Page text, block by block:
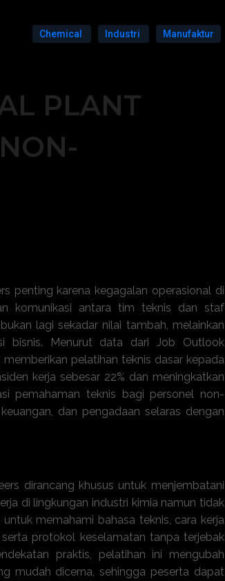
Chemical Industri Manufaktur
PLANT
penting karena kegagalan operasional di
komunikasi antara tim teknis dan staf
lagi sekadar nilai tambah, melainkan
bisnis. Menurut data dari Job Outlook
pelatihan teknis dasar kepada
kerja sebesar 22% dan meningkatkan
pemahaman teknis bagi personel non-
dan pengadaan selaras dengan
dirancang khusus untuk menjembatani
di lingkungan industri kimia namun tidak
memahami bahasa teknis, cara kerja
protokol keselamatan tanpa terjebak
praktis, pelatihan ini mengubah
mudah dicerna, sehingga peserta dapat